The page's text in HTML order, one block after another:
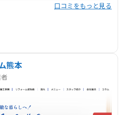
口コミをもっと見る
熊本